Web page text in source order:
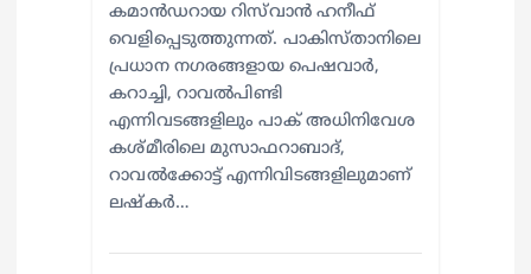
കമാൻഡറായ റിസ്‌വാൻ ഹനീഫ്
വെളിപ്പെടുത്തുന്നത്. പാകിസ്താനിലെ
പ്രധാന നഗരങ്ങളായ പെഷവാർ,
കറാച്ചി, റാവൽപിണ്ടി
എന്നിവടങ്ങളിലും പാക് അധിനിവേശ
കശ്മീരിലെ മുസാഫറാബാദ്,
റാവൽക്കോട്ട് എന്നിവിടങ്ങളിലുമാണ്
ലഷ്കർ…